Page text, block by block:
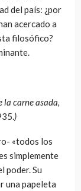
del país: ¿por
acercado a
filosófico?
la carne asada,
)
«todos los
simplemente
poder. Su
una papeleta